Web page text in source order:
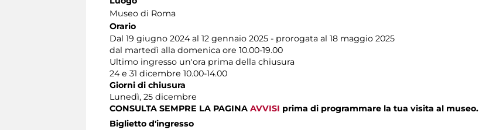
Museo di Roma
Orario
Dal 19 giugno 2024 al 12 gennaio 2025 - prorogata al 18 maggio 2025
dal martedì alla domenica ore 10.00-19.00
Ultimo ingresso un'ora prima della chiusura
24 e 31 dicembre 10.00-14.00
Giorni di chiusura
Lunedì, 25 dicembre
CONSULTA SEMPRE LA PAGINA AVVISI prima di programmare la tua visita al museo.
Biglietto d'ingresso